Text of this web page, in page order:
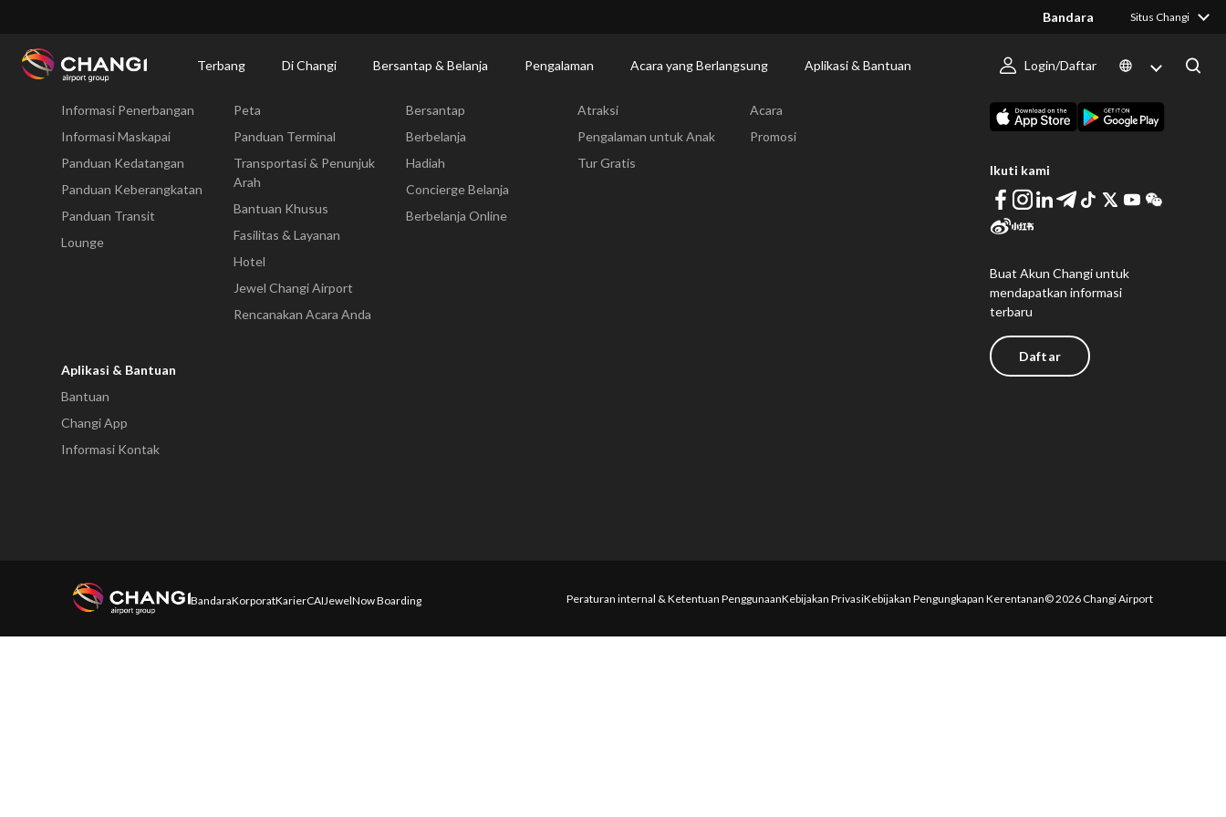
Bandara Situs Changi
Terbang Di Changi Bersantap & Belanja Pengalaman Acara yang Berlangsung Aplikasi & Bantuan Login/Daftar
Changi
Terbang
Informasi Penerbangan
Informasi Maskapai
Panduan Kedatangan
Panduan Keberangkatan
Panduan Transit
Lounge
Peta
Panduan Terminal
Transportasi & Penunjuk
Arah
Bantuan Khusus
Fasilitas & Layanan
Hotel
Jewel Changi Airport
Rencanakan Acara Anda
Bersantap
Berbelanja
Hadiah
Concierge Belanja
Berbelanja Online
Atraksi
Pengalaman untuk Anak
Tur Gratis
Acara
Promosi
Aplikasi & Bantuan
Bantuan
Changi App
Informasi Kontak
Ikuti kami
Buat Akun Changi untuk
mendapatkan informasi
terbaru
Daftar
BandaraKorporatKarierCAIJewelNow Boarding Peraturan internal & Ketentuan PenggunaanKebijakan PrivasiKebijakan Pengungkapan Kerentanan© 2026 Changi Airport